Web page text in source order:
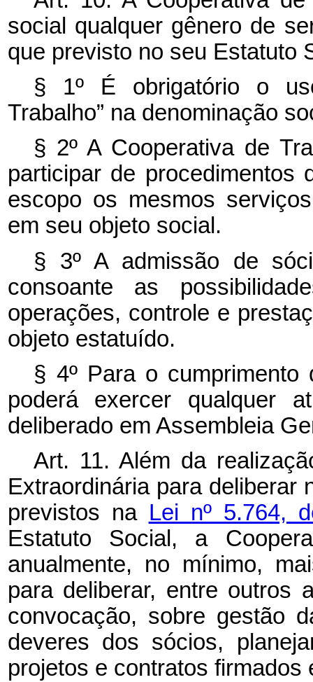
social qualquer gênero de
que previsto no seu Estatuto
§ 1º É obrigatório o
Trabalho” na denominação
§ 2º A Cooperativa de
participar de procedimentos
escopo os mesmos
em seu objeto social.
§ 3º A admissão de
consoante as
operações, controle e
objeto estatuído.
§ 4º Para o
poderá exercer qualquer
deliberado em Assembleia
Art. 11. Além da
Extraordinária para deliberar
previstos na Lei nº 5.764,
Estatuto Social, a
anualmente, no mínimo,
para deliberar, entre outros
convocação, sobre gestão
deveres dos sócios,
projetos e contratos firmados